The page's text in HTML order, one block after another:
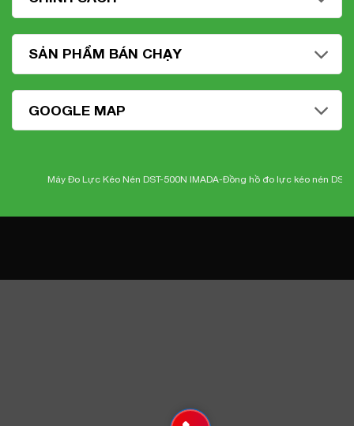
SẢN PHẨM BÁN CHẠY
GOOGLE MAP
Máy Đo Lực Kéo Nén DST-500N IMADA-Đồng hồ đo lực kéo nén DST-